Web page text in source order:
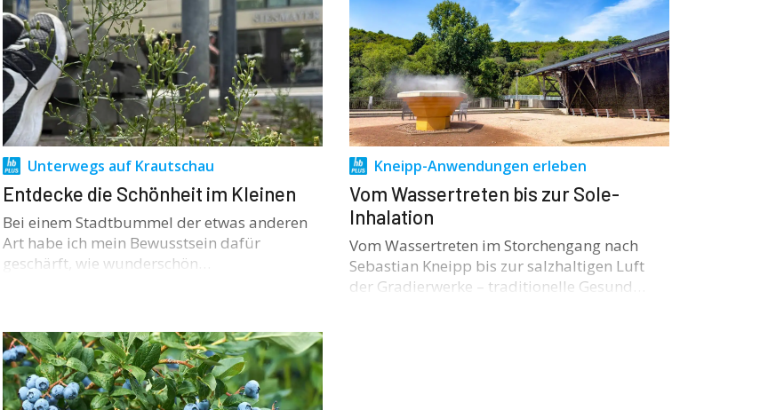
Unterwegs auf Krautschau
Entdecke die Schönheit im Kleinen
Bei einem Stadtbummel der etwas anderen
Art habe ich mein Bewusstsein dafür
geschärft, wie wunderschön…
Kneipp-Anwendungen erleben
Vom Wassertreten bis zur Sole-
Inhalation
Vom Wassertreten im Storchengang nach
Sebastian Kneipp bis zur salzhaltigen Luft
der Gradierwerke – traditionelle Gesund…